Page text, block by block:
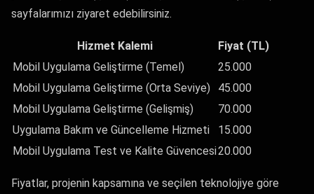
sayfalarımızı ziyaret edebilirsiniz.
Hizmet Kalemi
Fiyat (TL)
Mobil Uygulama Geliştirme (Temel)
25.000
Mobil Uygulama Geliştirme (Orta Seviye)
45.000
Mobil Uygulama Geliştirme (Gelişmiş)
70.000
Uygulama Bakım ve Güncelleme Hizmeti
15.000
Mobil Uygulama Test ve Kalite Güvencesi20.000
Fiyatlar, projenin kapsamına ve seçilen teknolojiye göre